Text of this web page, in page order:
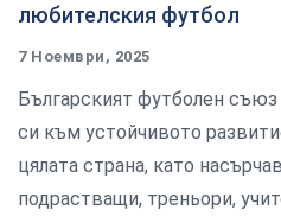
любителския футбол
7 Ноември, 2025
Българският футболен
си към устойчивото
цялата страна, като
подрастващи, треньори,